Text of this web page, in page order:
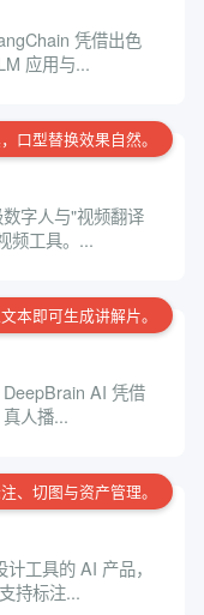
凭借出色
应用与...
口型替换效果自然。
字人与"视频翻译
频工具。...
本即可生成讲解片。
AI 凭借
人播...
、切图与资产管理。
工具的 AI 产品，
持标注...